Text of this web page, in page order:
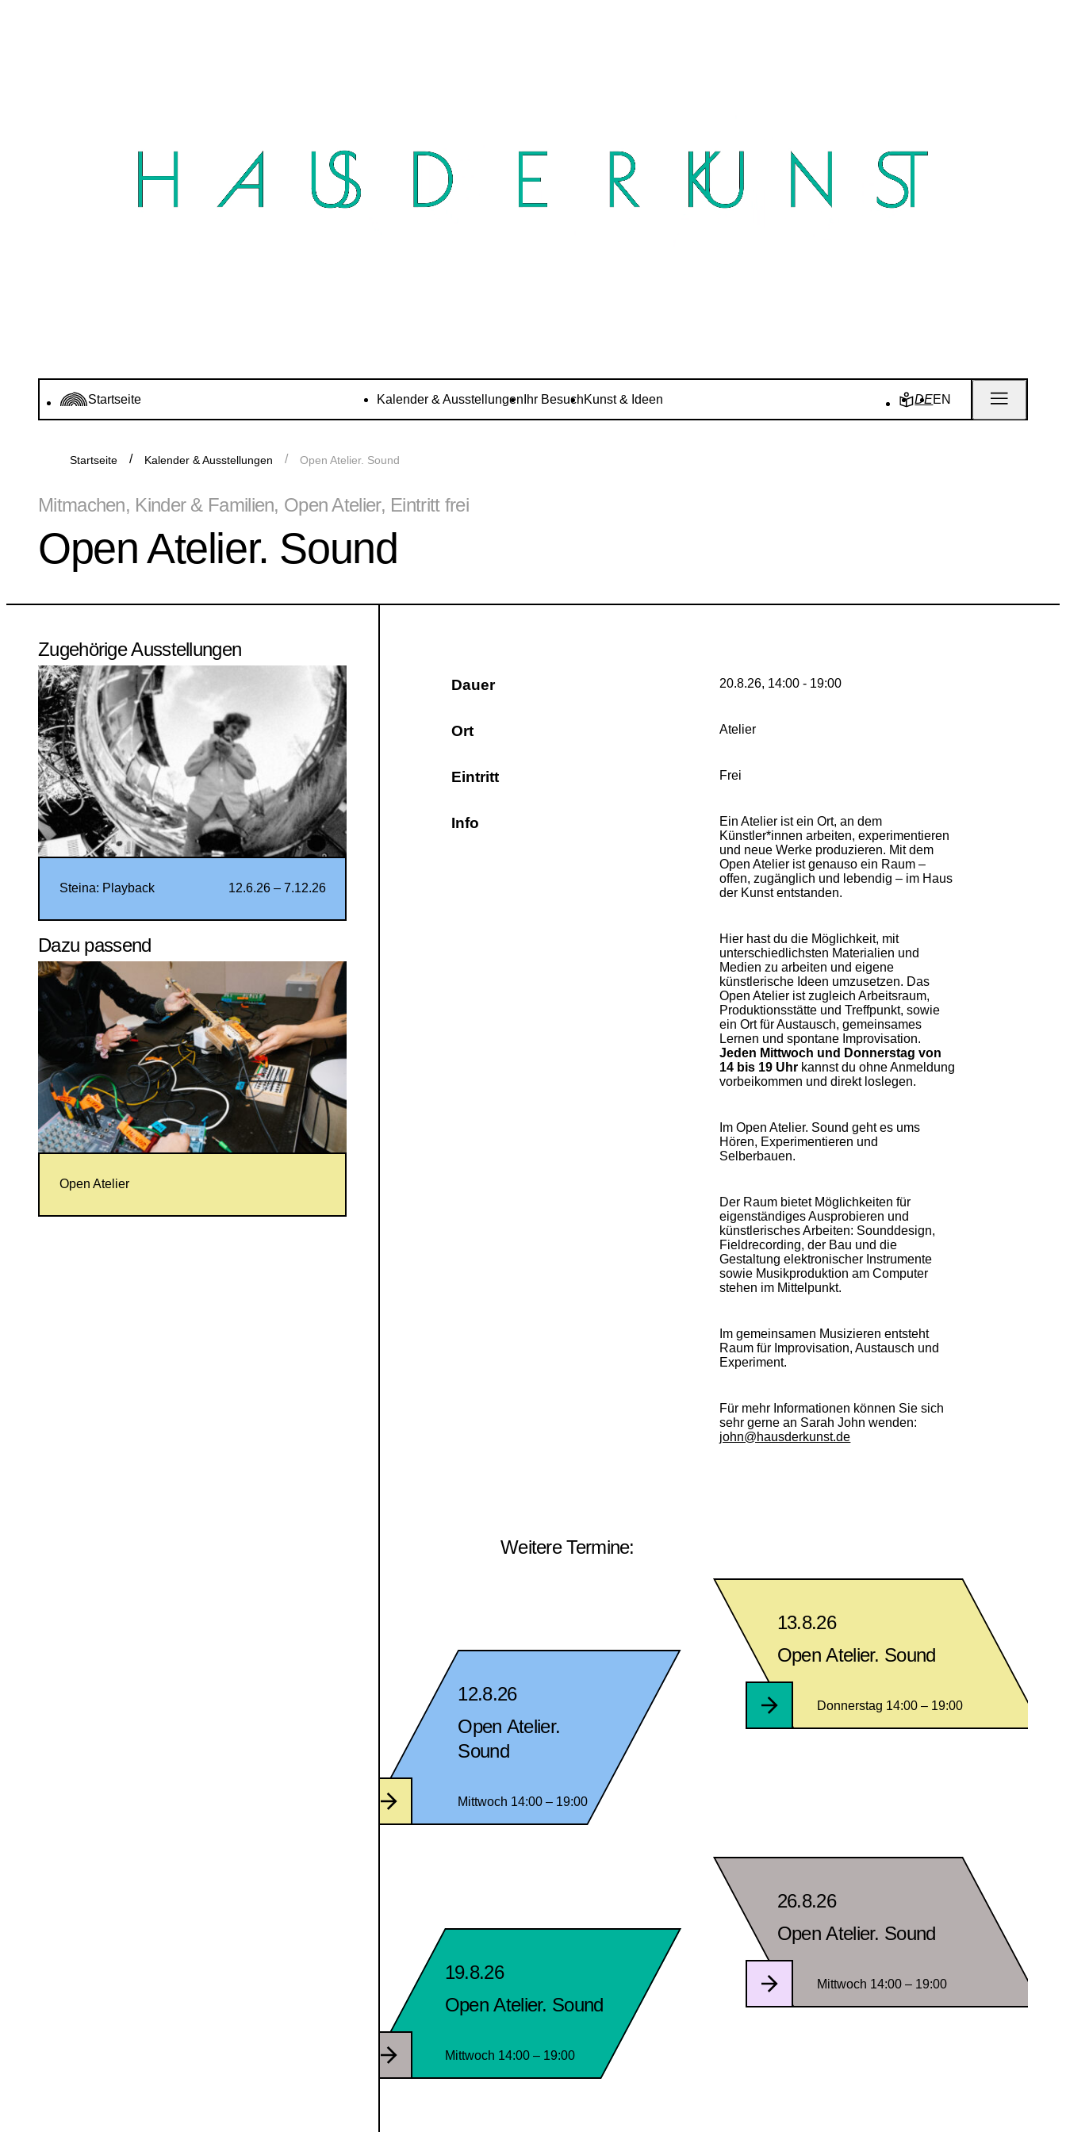
Startseite Kalender & Ausstellungen Ihr BesuchKunst & Ideen DEEN
Startseite Kalender & Ausstellungen Open Atelier. Sound
Mitmachen, Kinder & Familien, Open Atelier, Eintritt frei
Open Atelier. Sound
Dauer 20.8.26, 14:00 - 19:00
Ort Atelier
Eintritt Frei
Info
Ein Atelier ist ein Ort, an dem
Künstler*innen arbeiten, experimentieren
und neue Werke produzieren. Mit dem
Open Atelier ist genauso ein Raum –
offen, zugänglich und lebendig – im Haus
der Kunst entstanden.
Hier hast du die Möglichkeit, mit
unterschiedlichsten Materialien und
Medien zu arbeiten und eigene
künstlerische Ideen umzusetzen. Das
Open Atelier ist zugleich Arbeitsraum,
Produktionsstätte und Treffpunkt, sowie
ein Ort für Austausch, gemeinsames
Lernen und spontane Improvisation.
Jeden Mittwoch und Donnerstag von
14 bis 19 Uhr kannst du ohne Anmeldung
vorbeikommen und direkt loslegen.
Im Open Atelier. Sound geht es ums
Hören, Experimentieren und
Selberbauen.
Der Raum bietet Möglichkeiten für
eigenständiges Ausprobieren und
künstlerisches Arbeiten: Sounddesign,
Fieldrecording, der Bau und die
Gestaltung elektronischer Instrumente
sowie Musikproduktion am Computer
stehen im Mittelpunkt.
Im gemeinsamen Musizieren entsteht
Raum für Improvisation, Austausch und
Experiment.
Für mehr Informationen können Sie sich
sehr gerne an Sarah John wenden:
john@hausderkunst.de
Weitere Termine:
12.8.26
Open Atelier.
Sound
Mittwoch 14:00 – 19:00
13.8.26
Open Atelier. Sound
Donnerstag 14:00 – 19:00
19.8.26
Open Atelier. Sound
Mittwoch 14:00 – 19:00
26.8.26
Open Atelier. Sound
Mittwoch 14:00 – 19:00
Zugehörige Ausstellungen
Steina: Playback 12.6.26 – 7.12.26
Dazu passend
Open Atelier